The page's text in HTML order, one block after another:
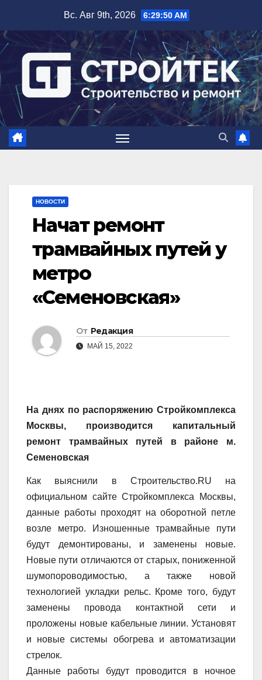
содержимому
Вс. Авг 9th, 2026 6:29:51 AM
НОВОСТИ
Начат ремонт
трамвайных путей у
метро
«Семеновская»
От Редакция
МАЙ 15, 2022
На днях по распоряжению Стройкомплекса
Москвы, производится капитальный
ремонт трамвайных путей в районе м.
Семеновская
Как выяснили в Строительство.RU на
официальном сайте Стройкомплекса Москвы,
данные работы проходят на оборотной петле
возле метро. Изношенные трамвайные пути
будут демонтированы, и заменены новые.
Новые пути отличаются от старых, пониженной
шумопороводимостью, а также новой
технологией укладки рельс. Кроме того, будут
заменены провода контактной сети и
проложены новые кабельные линии. Установят
и новые системы обогрева и автоматизации
стрелок.
Данные работы будут проводится в ночное